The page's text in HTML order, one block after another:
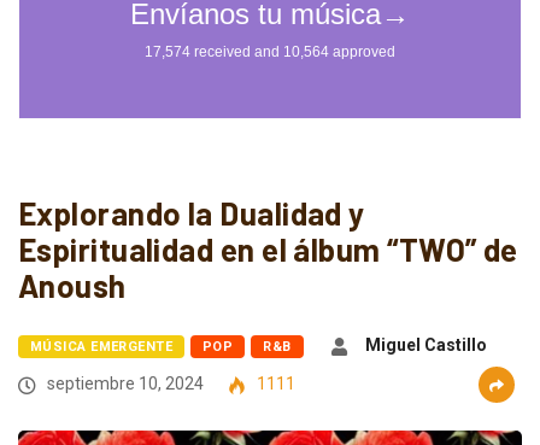
Explorando la Dualidad y
Espiritualidad en el álbum “TWO” de
Anoush
MÚSICA EMERGENTE POP R&B
Miguel Castillo
septiembre 10, 2024
1111